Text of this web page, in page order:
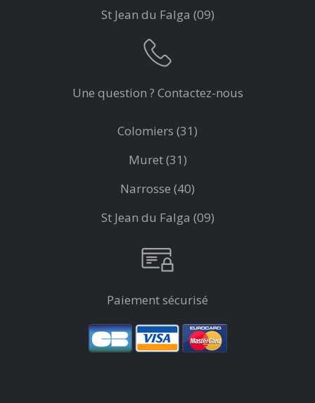
St Jean du Falga (09)
Une question ? Contactez-nous
Colomiers (31)
Muret (31)
Narrosse (40)
St Jean du Falga (09)
Paiement sécurisé